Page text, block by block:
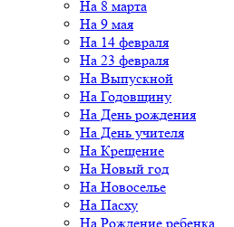
На 8 марта
На 9 мая
На 14 февраля
На 23 февраля
На Выпускной
На Годовщину
На День рождения
На День учителя
На Крещение
На Новый год
На Новоселье
На Пасху
На Рождение ребенка